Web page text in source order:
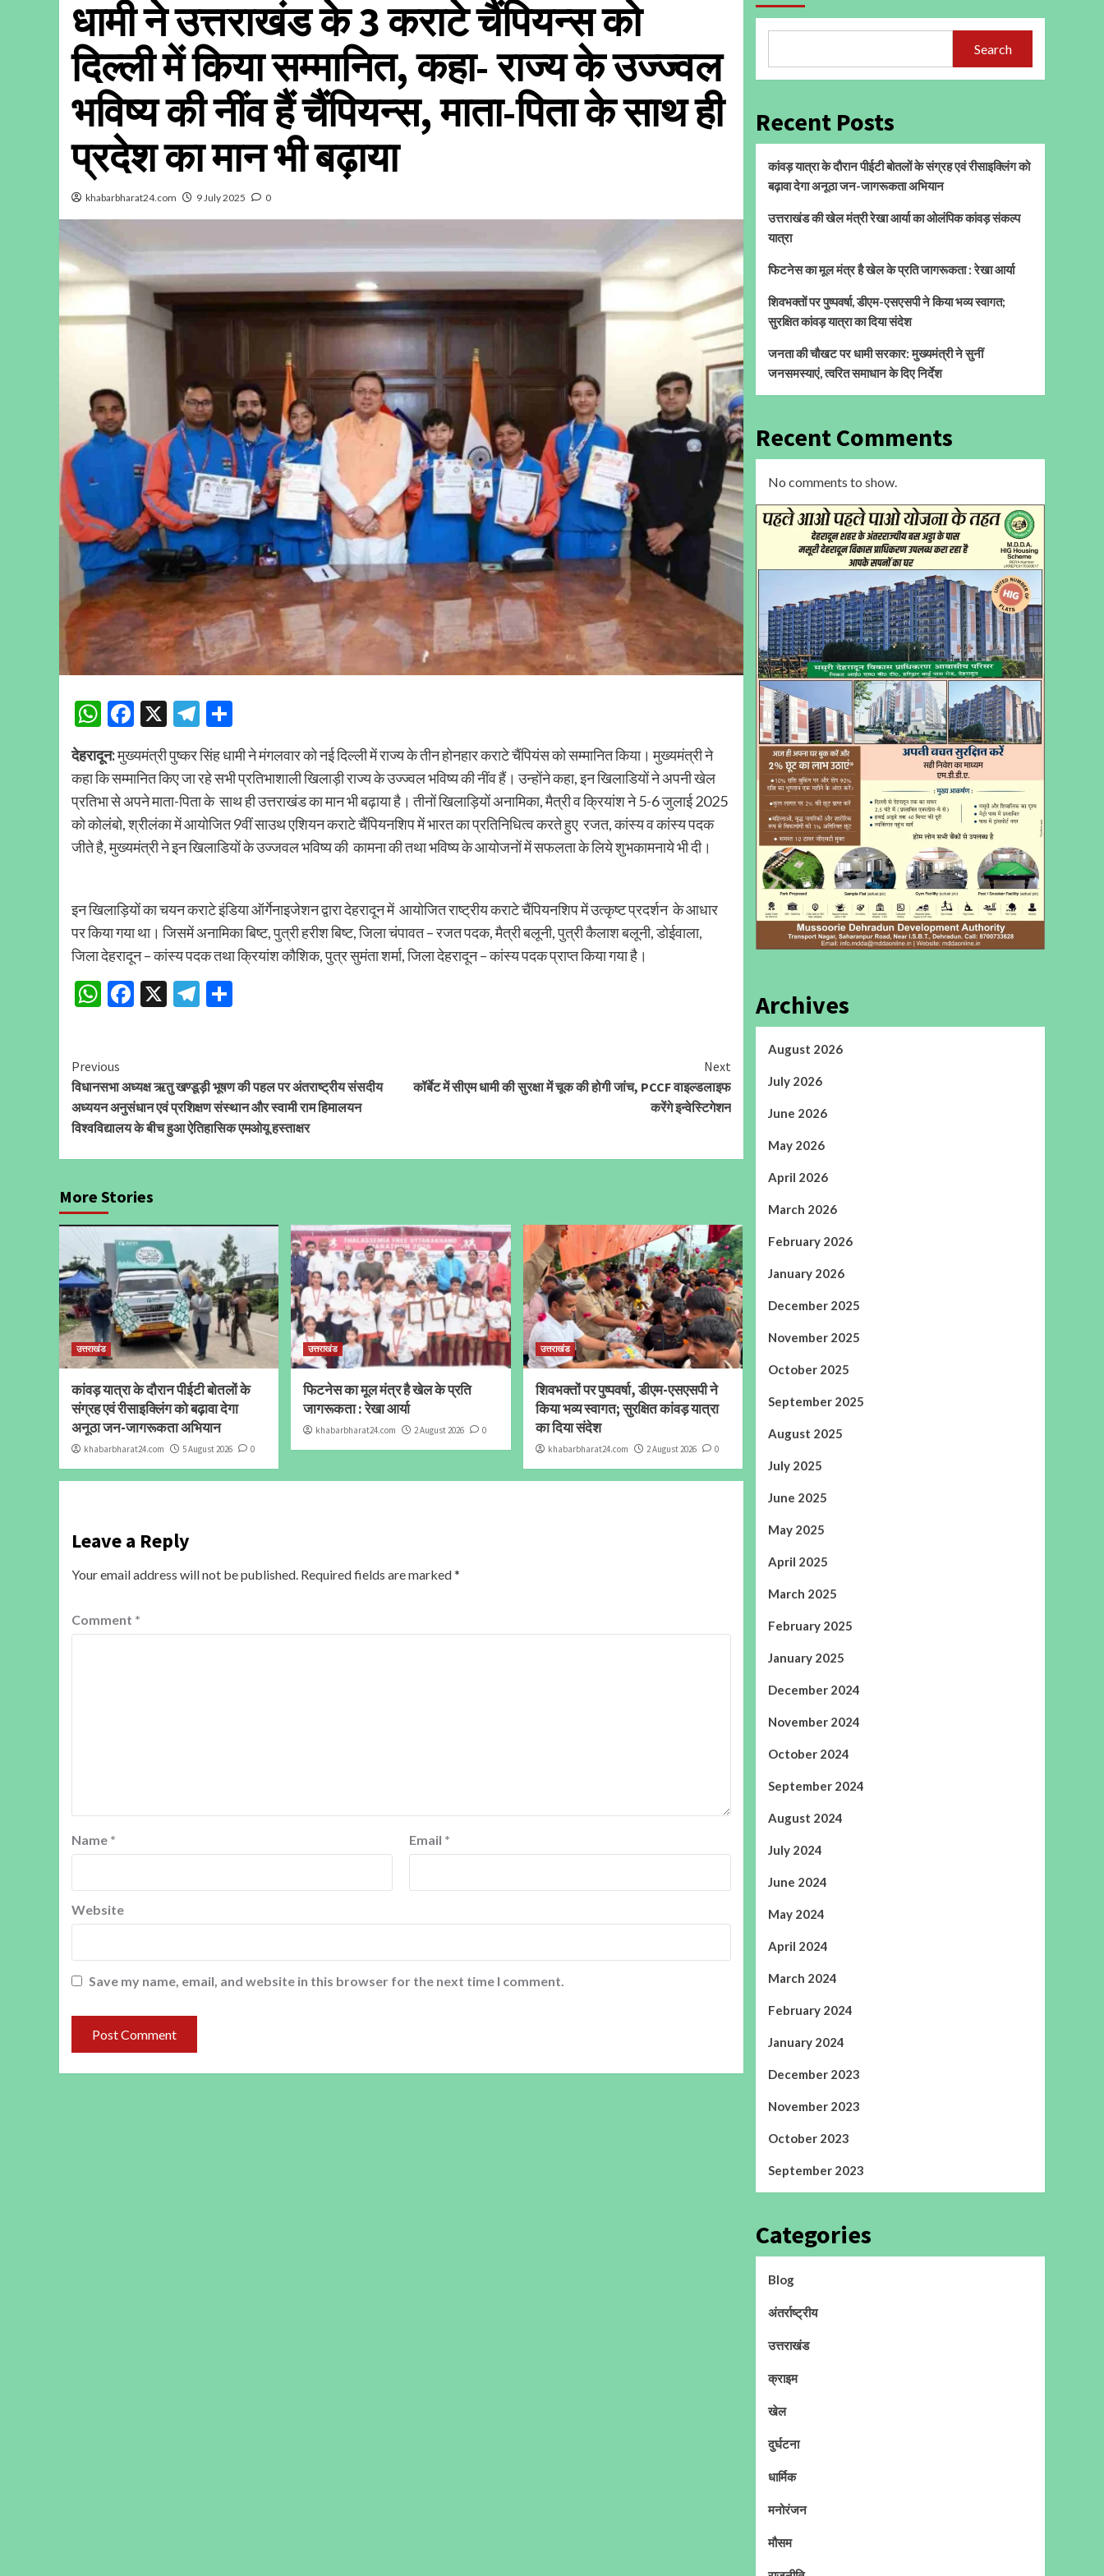
धामी ने उत्तराखंड के 3 कराटे चैंपियन्स को
दिल्ली में किया सम्मानित, कहा- राज्य के उज्ज्वल
भविष्य की नींव हैं चैंपियन्स, माता-पिता के साथ ही
प्रदेश का मान भी बढ़ाया
khabarbharat24.com 9 July 2025 0
WhatsApp
Facebook
X Telegram
देहरादून:मुख्यमंत्री पुष्कर सिंह धामी ने मंगलवार को नई दिल्ली में राज्य के तीन होनहार कराटे चैंपियंस को सम्मानित किया। मुख्यमंत्री ने
कहा कि सम्मानित किए जा रहे सभी प्रतिभाशाली खिलाड़ी राज्य के उज्ज्वल भविष्य की नींव हैं। उन्होंने कहा, इन खिलाडियों ने अपनी खेल
प्रतिभा से अपने माता-पिता के साथ ही उत्तराखंड का मान भी बढ़ाया है। तीनों खिलाड़ियों अनामिका, मैत्री व क्रियांश ने 5-6 जुलाई 2025
को कोलंबो, श्रीलंका में आयोजित 9वीं साउथ एशियन कराटे चैंपियनशिप में भारत का प्रतिनिधित्व करते हुए रजत, कांस्य व कांस्य पदक
जीते है, मुख्यमंत्री ने इन खिलाडियों के उज्जवल भविष्य की कामना की तथा भविष्य के आयोजनों में सफलता के लिये शुभकामनाये भी दी।
इन खिलाड़ियों का चयन कराटे इंडिया ऑर्गेनाइजेशन द्वारा देहरादून में आयोजित राष्ट्रीय कराटे चैंपियनशिप में उत्कृष्ट प्रदर्शन के आधार
पर किया गया था। जिसमें अनामिका बिष्ट, पुत्री हरीश बिष्ट, जिला चंपावत – रजत पदक, मैत्री बलूनी, पुत्री कैलाश बलूनी, डोईवाला,
जिला देहरादून – कांस्य पदक तथा क्रियांश कौशिक, पुत्र सुमंता शर्मा, जिला देहरादून – कांस्य पदक प्राप्त किया गया है।
WhatsApp
Facebook
X Telegram
Continue
Reading
Previous
विधानसभा अध्यक्ष ऋतु खण्डूड़ी भूषण की पहल पर अंतराष्ट्रीय संसदीय
अध्ययन अनुसंधान एवं प्रशिक्षण संस्थान और स्वामी राम हिमालयन
विश्वविद्यालय के बीच हुआ ऐतिहासिक एमओयू हस्ताक्षर
Next
कॉर्बेट में सीएम धामी की सुरक्षा में चूक की होगी जांच, PCCF वाइल्डलाइफ
करेंगे इन्वेस्टिगेशन
More Stories
उत्तराखंड
कांवड़ यात्रा के दौरान पीईटी बोतलों के
संग्रह एवं रीसाइक्लिंग को बढ़ावा देगा
अनूठा जन-जागरूकता अभियान
khabarbharat24.com 5 August 2026 0
उत्तराखंड
फिटनेस का मूल मंत्र है खेल के प्रति
जागरूकता : रेखा आर्या
khabarbharat24.com 2 August 2026 0
उत्तराखंड
शिवभक्तों पर पुष्पवर्षा, डीएम-एसएसपी ने
किया भव्य स्वागत; सुरक्षित कांवड़ यात्रा
का दिया संदेश
khabarbharat24.com 2 August 2026 0
Leave a Reply
Your email address will not be published. Required fields are marked*
Comment *
Name * Email *
Website
Save my name, email, and website in this browser for the next time I comment.
Search
Recent Posts
कांवड़ यात्रा के दौरान पीईटी बोतलों के संग्रह एवं रीसाइक्लिंग को
बढ़ावा देगा अनूठा जन-जागरूकता अभियान
उत्तराखंड की खेल मंत्री रेखा आर्या का ओलंपिक कांवड़ संकल्प
यात्रा
फिटनेस का मूल मंत्र है खेल के प्रति जागरूकता : रेखा आर्या
शिवभक्तों पर पुष्पवर्षा, डीएम-एसएसपी ने किया भव्य स्वागत;
सुरक्षित कांवड़ यात्रा का दिया संदेश
जनता की चौखट पर धामी सरकार: मुख्यमंत्री ने सुनीं
जनसमस्याएं, त्वरित समाधान के दिए निर्देश
Recent Comments
No comments to show.
Archives
August 2026
July 2026
June 2026
May 2026
April 2026
March 2026
February 2026
January 2026
December 2025
November 2025
October 2025
September 2025
August 2025
July 2025
June 2025
May 2025
April 2025
March 2025
February 2025
January 2025
December 2024
November 2024
October 2024
September 2024
August 2024
July 2024
June 2024
May 2024
April 2024
March 2024
February 2024
January 2024
December 2023
November 2023
October 2023
September 2023
Categories
Blog
अंतर्राष्ट्रीय
उत्तराखंड
क्राइम
खेल
दुर्घटना
धार्मिक
मनोरंजन
मौसम